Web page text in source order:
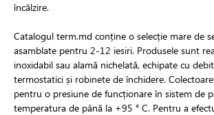
încălzire.
Catalogul term.md conține o selecție mare de
asamblate pentru 2-12 iesiri. Produsele sunt
inoxidabil sau alamă nichelată, echipate cu
termostatici și robinete de închidere.
pentru o presiune de funcționare în sistem de
temperatura de până la +95 ° С. Pentru a